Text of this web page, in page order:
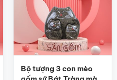
Bộ tượng 3 con mèo